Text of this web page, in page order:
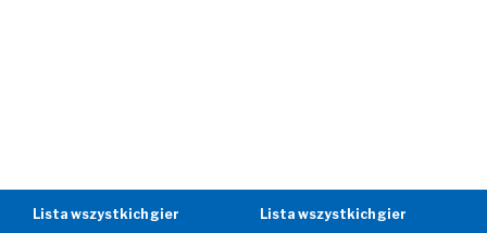
Lista wszystkich gier
Lista wszystkich gier